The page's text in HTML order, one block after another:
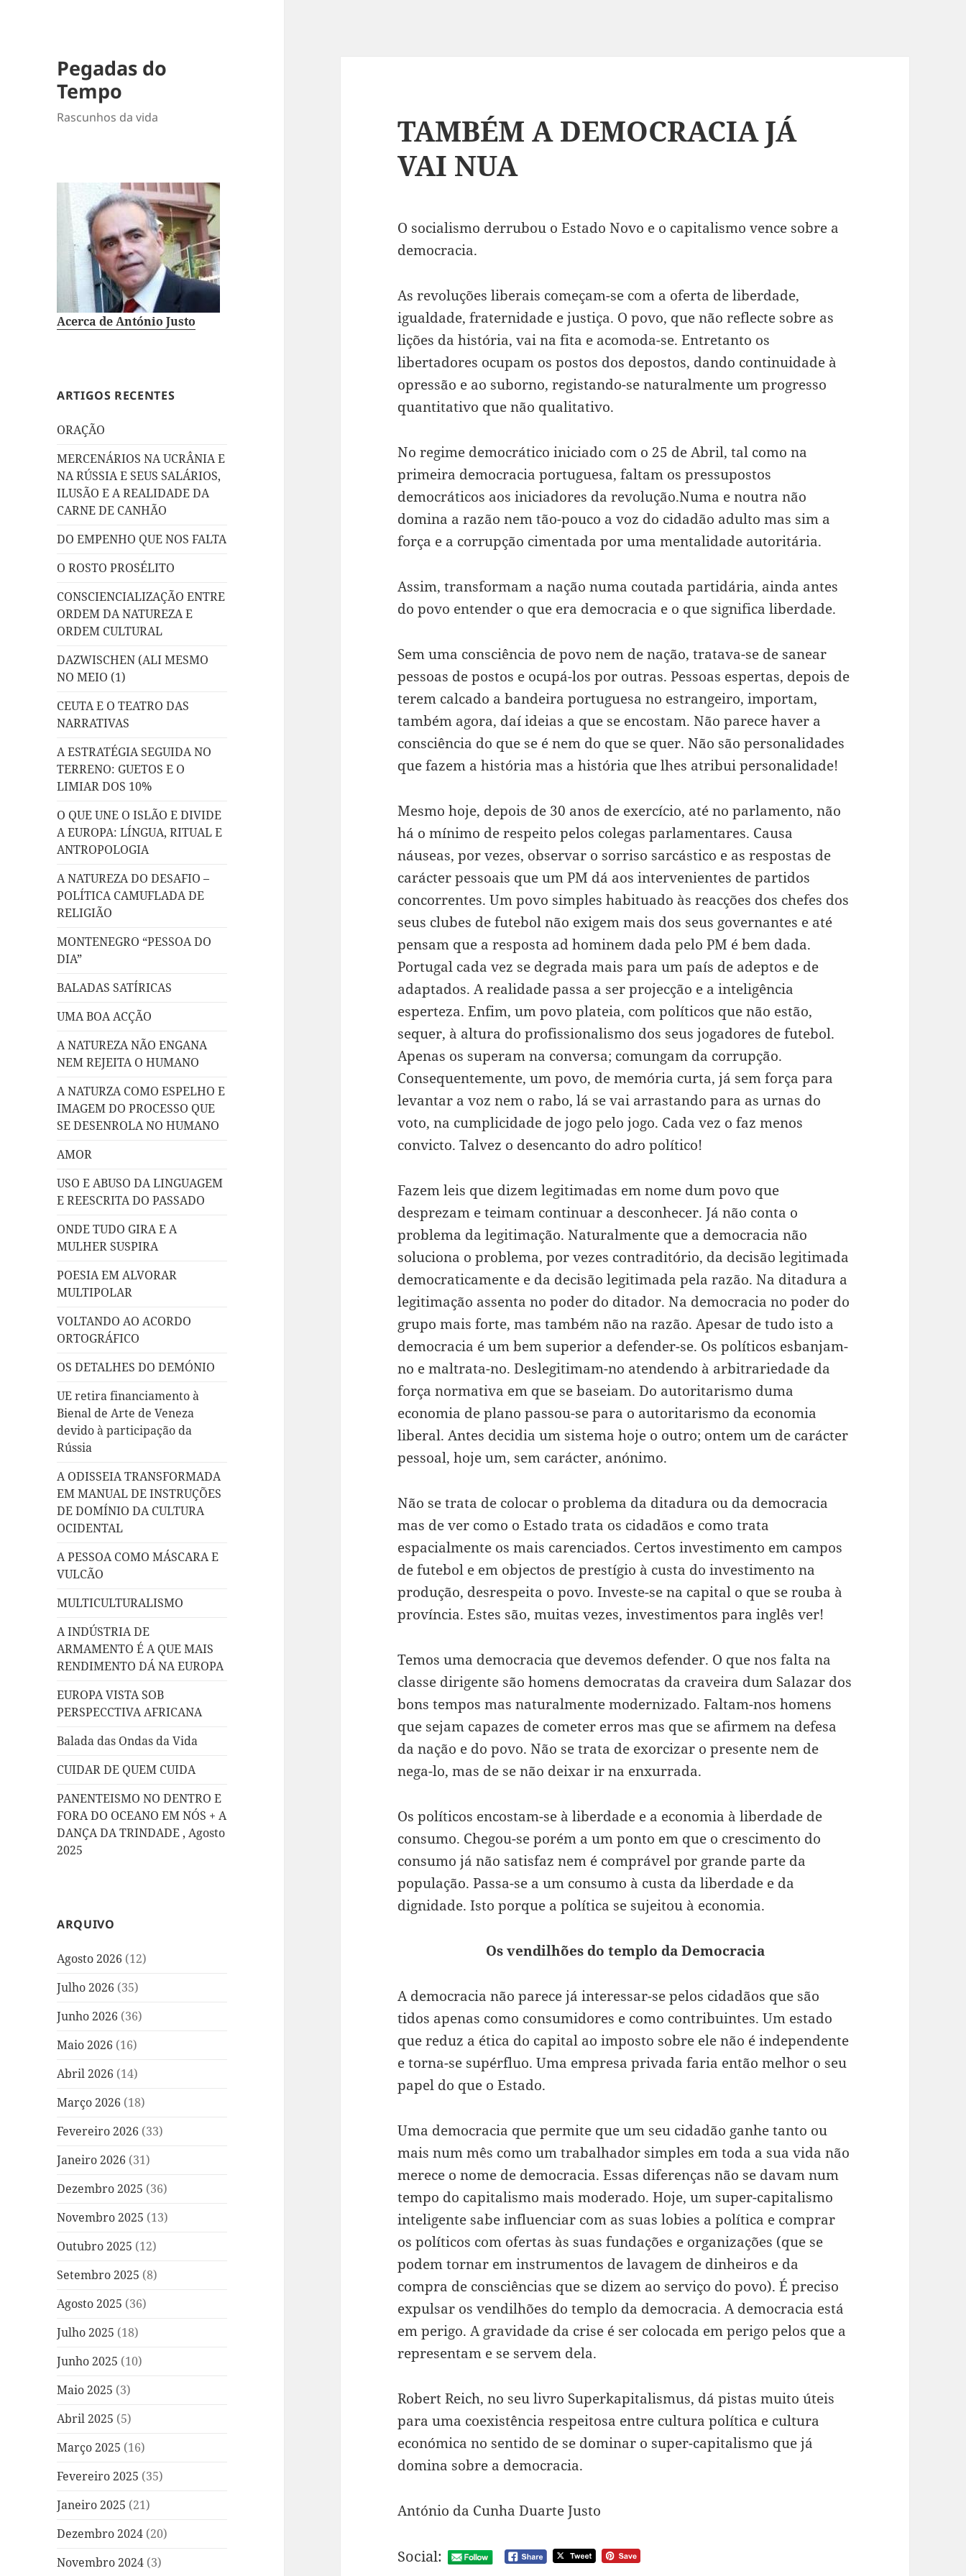
Pegadas do
Tempo
Rascunhos da vida
Acerca de António Justo
ARTIGOS RECENTES
ORAÇÃO
MERCENÁRIOS NA UCRÂNIA E
NA RÚSSIA E SEUS SALÁRIOS,
ILUSÃO E A REALIDADE DA
CARNE DE CANHÃO
DO EMPENHO QUE NOS FALTA
O ROSTO PROSÉLITO
CONSCIENCIALIZAÇÃO ENTRE
ORDEM DA NATUREZA E
ORDEM CULTURAL
DAZWISCHEN (ALI MESMO
NO MEIO (1)
CEUTA E O TEATRO DAS
NARRATIVAS
A ESTRATÉGIA SEGUIDA NO
TERRENO: GUETOS E O
LIMIAR DOS 10%
O QUE UNE O ISLÃO E DIVIDE
A EUROPA: LÍNGUA, RITUAL E
ANTROPOLOGIA
A NATUREZA DO DESAFIO –
POLÍTICA CAMUFLADA DE
RELIGIÃO
MONTENEGRO “PESSOA DO
DIA”
BALADAS SATÍRICAS
UMA BOA ACÇÃO
A NATUREZA NÃO ENGANA
NEM REJEITA O HUMANO
A NATURZA COMO ESPELHO E
IMAGEM DO PROCESSO QUE
SE DESENROLA NO HUMANO
AMOR
USO E ABUSO DA LINGUAGEM
E REESCRITA DO PASSADO
ONDE TUDO GIRA E A
MULHER SUSPIRA
POESIA EM ALVORAR
MULTIPOLAR
VOLTANDO AO ACORDO
ORTOGRÁFICO
OS DETALHES DO DEMÓNIO
UE retira financiamento à
Bienal de Arte de Veneza
devido à participação da
Rússia
A ODISSEIA TRANSFORMADA
EM MANUAL DE INSTRUÇÕES
DE DOMÍNIO DA CULTURA
OCIDENTAL
A PESSOA COMO MÁSCARA E
VULCÃO
MULTICULTURALISMO
A INDÚSTRIA DE
ARMAMENTO É A QUE MAIS
RENDIMENTO DÁ NA EUROPA
EUROPA VISTA SOB
PERSPECCTIVA AFRICANA
Balada das Ondas da Vida
CUIDAR DE QUEM CUIDA
PANENTEISMO NO DENTRO E
FORA DO OCEANO EM NÓS + A
DANÇA DA TRINDADE , Agosto
2025
ARQUIVO
Agosto 2026 (12)
Julho 2026 (35)
Junho 2026 (36)
Maio 2026 (16)
Abril 2026 (14)
Março 2026 (18)
Fevereiro 2026 (33)
Janeiro 2026 (31)
Dezembro 2025 (36)
Novembro 2025 (13)
Outubro 2025 (12)
Setembro 2025 (8)
Agosto 2025 (36)
Julho 2025 (18)
Junho 2025 (10)
Maio 2025 (3)
Abril 2025 (5)
Março 2025 (16)
Fevereiro 2025 (35)
Janeiro 2025 (21)
Dezembro 2024 (20)
Novembro 2024 (3)
TAMBÉM A DEMOCRACIA JÁ
VAI NUA
O socialismo derrubou o Estado Novo e o capitalismo vence sobre a
democracia.
As revoluções liberais começam-se com a oferta de liberdade,
igualdade, fraternidade e justiça. O povo, que não reflecte sobre as
lições da história, vai na fita e acomoda-se. Entretanto os
libertadores ocupam os postos dos depostos, dando continuidade à
opressão e ao suborno, registando-se naturalmente um progresso
quantitativo que não qualitativo.
No regime democrático iniciado com o 25 de Abril, tal como na
primeira democracia portuguesa, faltam os pressupostos
democráticos aos iniciadores da revolução.Numa e noutra não
domina a razão nem tão-pouco a voz do cidadão adulto mas sim a
força e a corrupção cimentada por uma mentalidade autoritária.
Assim, transformam a nação numa coutada partidária, ainda antes
do povo entender o que era democracia e o que significa liberdade.
Sem uma consciência de povo nem de nação, tratava-se de sanear
pessoas de postos e ocupá-los por outras. Pessoas espertas, depois de
terem calcado a bandeira portuguesa no estrangeiro,importam,
também agora, daí ideias a que se encostam. Não parece haver a
consciência do que se é nem do que se quer. Não são personalidades
que fazem a história mas a história que lhes atribui personalidade!
Mesmo hoje, depois de 30 anos de exercício, até no parlamento, não
há o mínimo de respeito pelos colegas parlamentares. Causa
náuseas, por vezes, observar o sorriso sarcástico e as respostas de
carácter pessoais que um PM dá aos intervenientes de partidos
concorrentes. Um povo simples habituado às reacções dos chefes dos
seus clubes de futebol não exigem mais dos seus governantes e até
pensam que a resposta ad hominem dada pelo PM é bem dada.
Portugal cada vez se degrada mais para um país de adeptos e de
adaptados. A realidade passa a ser projecção e a inteligência
esperteza. Enfim, um povo plateia, com políticos que não estão,
sequer, à altura do profissionalismo dos seus jogadores de futebol.
Apenas os superam na conversa; comungam da corrupção.
Consequentemente, um povo, de memória curta, já sem força para
levantar a voz nem o rabo, lá se vai arrastando para as urnas do
voto, na cumplicidade de jogo pelo jogo. Cada vez o faz menos
convicto. Talvez o desencanto do adro político!
Fazem leis que dizem legitimadas em nome dum povo que
desprezam e teimam continuar a desconhecer. Já não conta o
problema da legitimação. Naturalmente que a democracia não
soluciona o problema, por vezes contraditório, da decisão legitimada
democraticamente e da decisão legitimada pela razão. Na ditadura a
legitimação assenta no poder do ditador. Na democracia no poder do
grupo mais forte, mas também não na razão. Apesar de tudo isto a
democracia é um bem superior a defender-se. Os políticos esbanjam-
no e maltrata-no. Deslegitimam-no atendendo à arbitrariedade da
força normativa em que se baseiam. Do autoritarismo duma
economia de plano passou-se para o autoritarismo da economia
liberal. Antes decidia um sistema hoje o outro; ontem um de carácter
pessoal, hoje um, sem carácter, anónimo.
Não se trata de colocar o problema da ditadura ou da democracia
mas de ver como o Estado trata os cidadãos e como trata
espacialmente os mais carenciados. Certos investimento em campos
de futebol e em objectos de prestígio à custa do investimento na
produção, desrespeita o povo. Investe-se na capital o que se rouba à
província. Estes são, muitas vezes, investimentos para inglês ver!
Temos uma democracia que devemos defender. O que nos falta na
classe dirigente são homens democratas da craveira dum Salazar dos
bons tempos mas naturalmente modernizado. Faltam-nos homens
que sejam capazes de cometer erros mas que se afirmem na defesa
da nação e do povo. Não se trata de exorcizar o presente nem de
nega-lo, mas de se não deixar ir na enxurrada.
Os políticos encostam-se à liberdade e a economia à liberdade de
consumo. Chegou-se porém a um ponto em que o crescimento do
consumo já não satisfaz nem é comprável por grande parte da
população. Passa-se a um consumo à custa da liberdade e da
dignidade. Isto porque a política se sujeitou à economia.
Os vendilhões do templo da Democracia
A democracia não parece já interessar-se pelos cidadãos que são
tidos apenas como consumidores e como contribuintes. Um estado
que reduz a ética do capital ao imposto sobre ele não é independente
e torna-se supérfluo. Uma empresa privada faria então melhor o seu
papel do que o Estado.
Uma democracia que permite que um seu cidadão ganhe tanto ou
mais num mês como um trabalhador simples em toda a sua vida não
merece o nome de democracia. Essas diferenças não se davam num
tempo do capitalismo mais moderado. Hoje, um super-capitalismo
inteligente sabe influenciar com as suas lobies a política e comprar
os políticos com ofertas às suas fundações e organizações (que se
podem tornar em instrumentos de lavagem de dinheiros e da
compra de consciências que se dizem ao serviço do povo). É preciso
expulsar os vendilhões do templo da democracia. A democracia está
em perigo. A gravidade da crise é ser colocada em perigo pelos que a
representam e se servem dela.
Robert Reich, no seu livro Superkapitalismus, dá pistas muito úteis
para uma coexistência respeitosa entre cultura política e cultura
económica no sentido de se dominar o super-capitalismo que já
domina sobre a democracia.
António da Cunha Duarte Justo
Social: